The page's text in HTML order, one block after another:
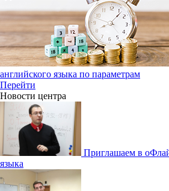
английского языка по параметрам
Перейти
Новости центра
Приглашаем в
языка